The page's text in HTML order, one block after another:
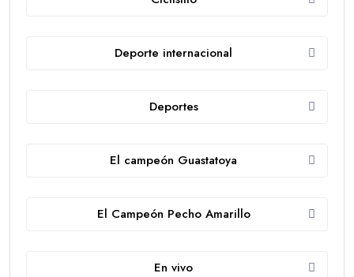
Deporte internacional
Deportes
El campeón Guastatoya
El Campeón Pecho Amarillo
En vivo